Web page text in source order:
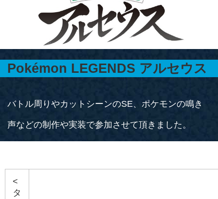
Pokémon LEGENDS アルセウス
バトル周りやカットシーンのSE、ポケモンの鳴き
声などの制作や実装で参加させて頂きました。
<
タ